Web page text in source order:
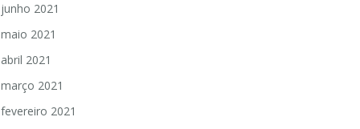
junho 2021
maio 2021
abril 2021
março 2021
fevereiro 2021